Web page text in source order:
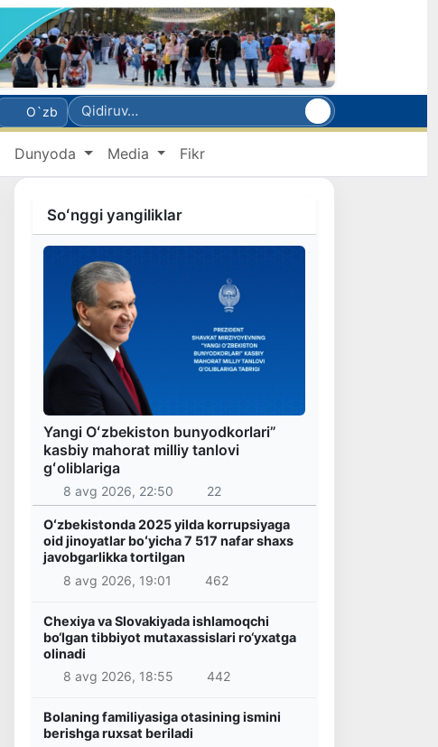
O`zb
Dunyoda Media Fikr
Soʻnggi yangiliklar
Yangi Oʻzbekiston bunyodkorlari”
kasbiy mahorat milliy tanlovi
gʻoliblariga
8 avg 2026, 22:50 22
Oʻzbekistonda 2025 yilda korrupsiyaga
oid jinoyatlar boʻyicha 7 517 nafar shaxs
javobgarlikka tortilgan
8 avg 2026, 19:01
462
Chexiya va Slovakiyada ishlamoqchi
bo‘lgan tibbiyot mutaxassislari ro‘yxatga
olinadi
8 avg 2026, 18:55
442
Bolaning familiyasiga otasining ismini
berishga ruxsat beriladi